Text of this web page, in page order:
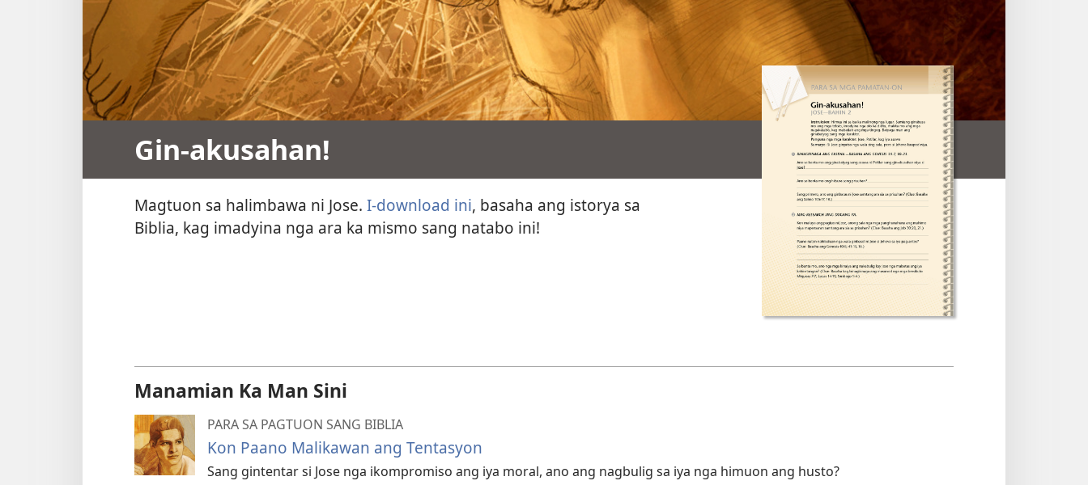
Gin-akusahan!
Magtuon sa halimbawa ni Jose. I-download ini, basaha ang istorya sa
Biblia, kag imadyina nga ara ka mismo sang natabo ini!
Manamian Ka Man Sini
PARA SA PAGTUON SANG BIBLIA
Kon Paano Malikawan ang Tentasyon
Sang gintentar si Jose nga ikompromiso ang iya moral, ano ang nagbulig sa iya nga himuon ang husto?